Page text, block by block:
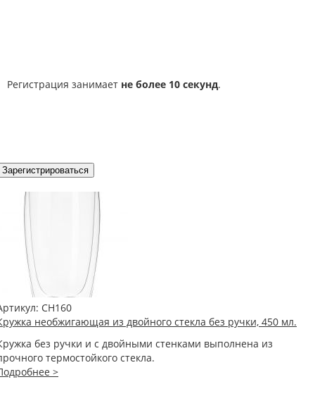
Регистрация занимает не более 10 секунд.
Зарегистрироваться
CH160
необжигающая из двойного стекла без ручки, 450 мл.
без ручки и с двойными стенками выполнена из
термостойкого стекла.
>